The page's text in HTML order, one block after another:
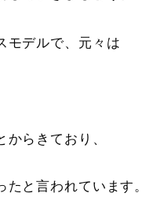
モデルで、元々は
らきており、
と言われています。